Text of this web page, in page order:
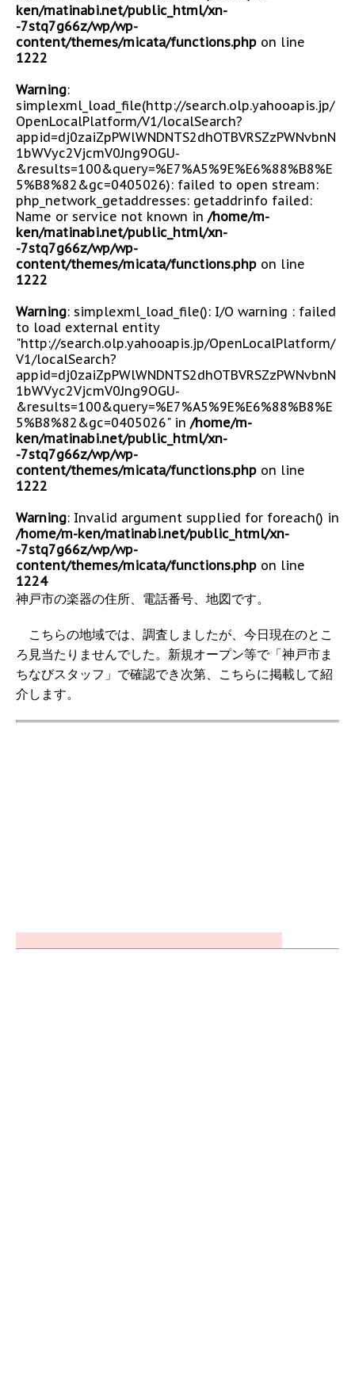
ken/matinabi.net/public_html/xn-
-7stq7g66z/wp/wp-
content/themes/micata/functions.php on line
1222
Warning:
simplexml_load_file(http://search.olp.yahooapis.jp/
OpenLocalPlatform/V1/localSearch?
appid=dj0zaiZpPWlWNDNTS2dhOTBVRSZzPWNvbnN
1bWVyc2VjcmV0Jng9OGU-
&results=100&query=%E7%A5%9E%E6%88%B8%E
5%B8%82&gc=0405026): failed to open stream:
php_network_getaddresses: getaddrinfo failed:
Name or service not known in /home/m-
ken/matinabi.net/public_html/xn-
-7stq7g66z/wp/wp-
content/themes/micata/functions.php on line
1222
Warning: simplexml_load_file(): I/O warning : failed
to load external entity
"http://search.olp.yahooapis.jp/OpenLocalPlatform/
V1/localSearch?
appid=dj0zaiZpPWlWNDNTS2dhOTBVRSZzPWNvbnN
1bWVyc2VjcmV0Jng9OGU-
&results=100&query=%E7%A5%9E%E6%88%B8%E
5%B8%82&gc=0405026" in /home/m-
ken/matinabi.net/public_html/xn-
-7stq7g66z/wp/wp-
content/themes/micata/functions.php on line
1222
Warning: Invalid argument supplied for foreach() in
/home/m-ken/matinabi.net/public_html/xn-
-7stq7g66z/wp/wp-
content/themes/micata/functions.php on line
1224
神戸市の楽器の住所、電話番号、地図です。
こちらの地域では、調査しましたが、今日現在のとこ
ろ見当たりませんでした。新規オープン等で「神戸市ま
ちなびスタッフ」で確認でき次第、こちらに掲載して紹
介します。